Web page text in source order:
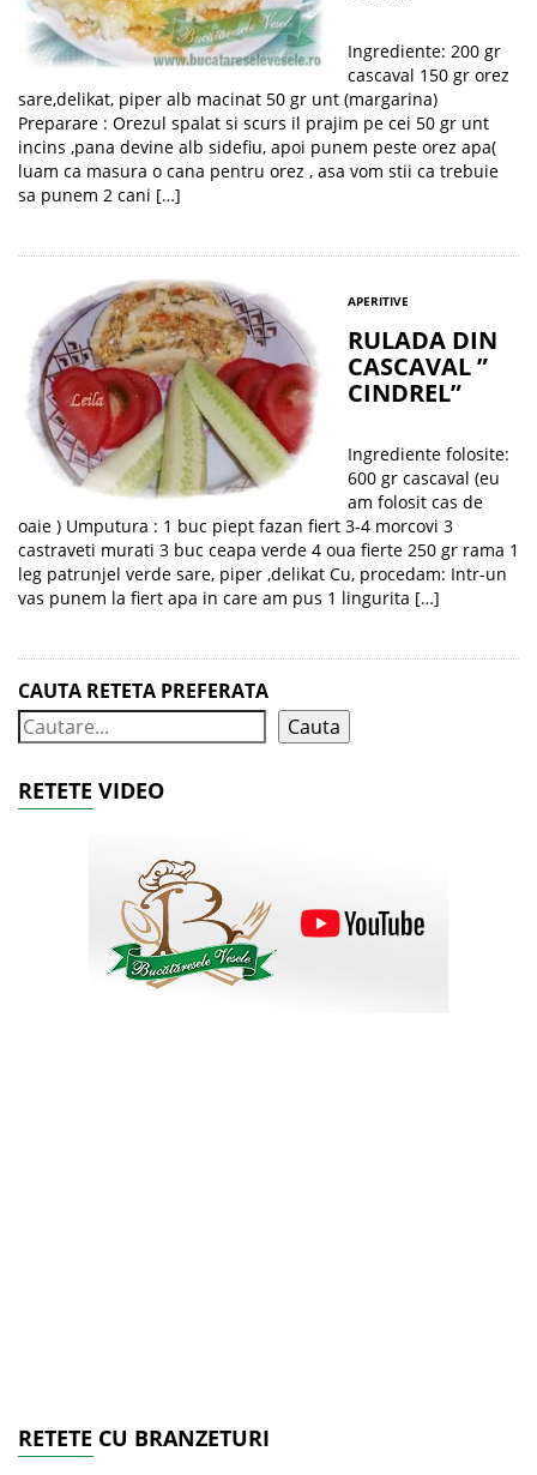
Ingrediente: 200 gr
cascaval 150 gr orez
sare,delikat, piper alb macinat 50 gr unt (margarina)
Preparare : Orezul spalat si scurs il prajim pe cei 50 gr unt
incins ,pana devine alb sidefiu, apoi punem peste orez apa(
luam ca masura o cana pentru orez , asa vom stii ca trebuie
sa punem 2 cani […]
APERITIVE
RULADA DIN
CASCAVAL ”
CINDREL”
Ingrediente folosite:
600 gr cascaval (eu
am folosit cas de
oaie ) Umputura : 1 buc piept fazan fiert 3-4 morcovi 3
castraveti murati 3 buc ceapa verde 4 oua fierte 250 gr rama 1
leg patrunjel verde sare, piper ,delikat Cu, procedam: Intr-un
vas punem la fiert apa in care am pus 1 lingurita […]
CAUTA RETETA PREFERATA
Cauta
RETETE VIDEO
RETETE CU BRANZETURI